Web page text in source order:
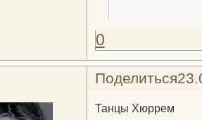
0
Поделиться
Танцы Хюррем